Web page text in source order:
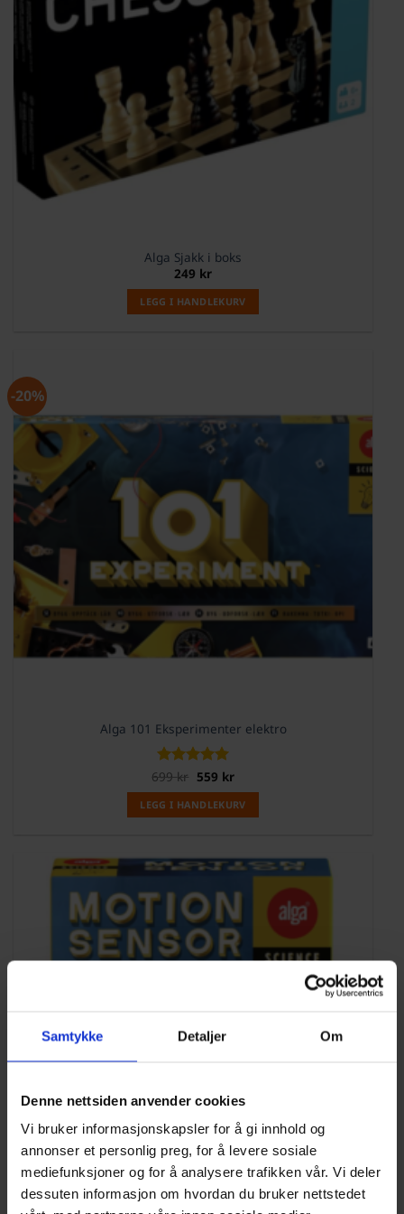
Samtykke Detaljer Om
Denne nettsiden anvender cookies
Vi bruker informasjonskapsler for å gi innhold og
annonser et personlig preg, for å levere sosiale
mediefunksjoner og for å analysere trafikken vår. Vi deler
dessuten informasjon om hvordan du bruker nettstedet
Alga Sjakk i boks
249 kr
LEGG I HANDLEKURV
-20%
Alga 101 Eksperimenter elektro
Vurdert5
av 5
699kr Opprinnelig
var:
699 kr.
559 krNåværende
er:
559 kr.
LEGG I HANDLEKURV